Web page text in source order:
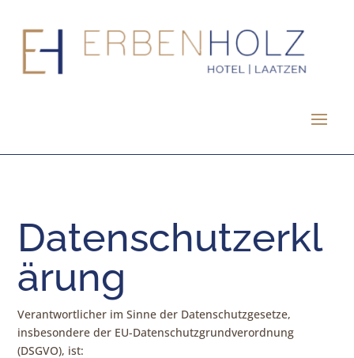
Datenschutzerkl
ärung
Verantwortlicher im Sinne der Datenschutzgesetze,
insbesondere der EU-Datenschutzgrundverordnung
(DSGVO), ist: